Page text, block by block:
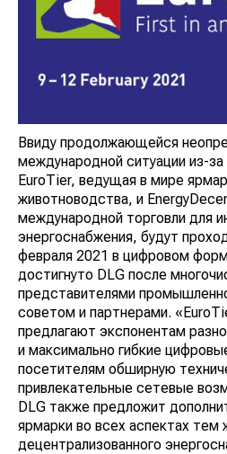
Ввиду продолжающейся
международной ситуации из-
EuroTier, ведущая в мире
животноводства, и
международной торговли для
энергоснабжения, будут
февраля 2021 в цифровом
достигнуто DLG после
представителями
советом и партнерами.
предлагают экспонентам
и максимально гибкие
посетителям обширную
привлекательные сетевые
DLG также предложит
ярмарки во всех аспектах тем
децентрализованного